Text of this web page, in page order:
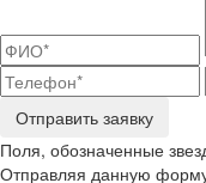
Отправить заявку
Поля, обозначенные
Отправляя данную